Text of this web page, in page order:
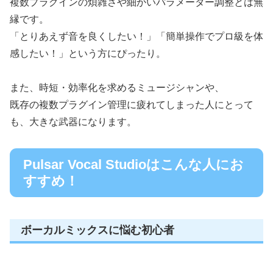
複数プラグインの煩雑さや細かいパラメーター調整とは無
縁です。
「とりあえず音を良くしたい！」「簡単操作でプロ級を体
感したい！」という方にぴったり。
また、時短・効率化を求めるミュージシャンや、
既存の複数プラグイン管理に疲れてしまった人にとって
も、大きな武器になります。
Pulsar Vocal Studioはこんな人にお
すすめ！
ボーカルミックスに悩む初心者